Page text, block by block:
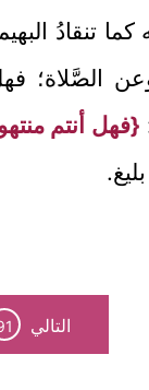
تنقادُ
{فهل أنتم
التالي